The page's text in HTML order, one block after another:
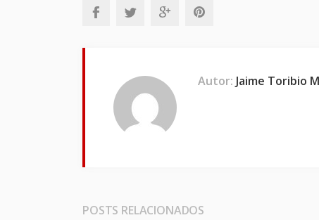
Autor: Jaime Toribio
POSTS RELACIONADOS